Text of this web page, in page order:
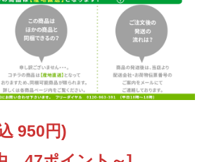
950円)